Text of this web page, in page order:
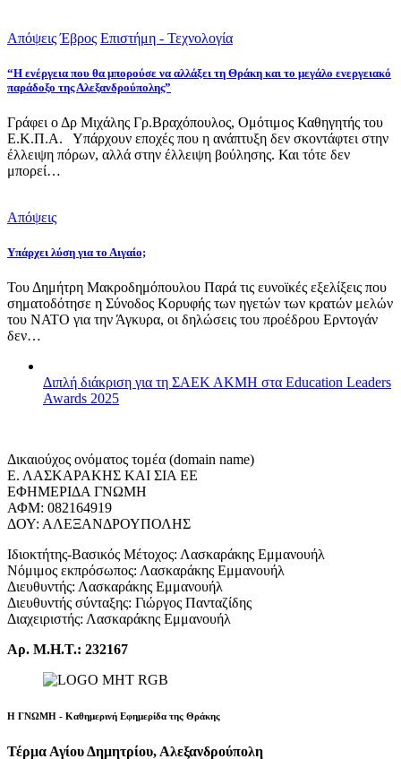
Απόψεις Έβρος Επιστήμη - Τεχνολογία
“Η ενέργεια που θα μπορούσε να αλλάξει τη Θράκη και το μεγάλο ενεργειακό
παράδοξο της Αλεξανδρούπολης”
Γράφει ο Δρ Μιχάλης Γρ.Βραχόπουλος, Ομότιμος Καθηγητής του
Ε.Κ.Π.Α. Υπάρχουν εποχές που η ανάπτυξη δεν σκοντάφτει στην
έλλειψη πόρων, αλλά στην έλλειψη βούλησης. Και τότε δεν
μπορεί…
Απόψεις
Υπάρχει λύση για το Αιγαίο;
Του Δημήτρη Μακροδημόπουλου Παρά τις ευνοϊκές εξελίξεις που
σηματοδότησε η Σύνοδος Κορυφής των ηγετών των κρατών μελών
του ΝΑΤΟ για την Άγκυρα, οι δηλώσεις του προέδρου Ερντογάν
δεν…
Διπλή διάκριση για τη ΣΑΕΚ ΑΚΜΗ στα Education Leaders
Awards 2025
Δικαιούχος ονόματος τομέα (domain name)
Ε. ΛΑΣΚΑΡΑΚΗΣ ΚΑΙ ΣΙΑ ΕΕ
ΕΦΗΜΕΡΙΔΑ ΓΝΩΜΗ
ΑΦΜ: 082164919
ΔΟΥ: ΑΛΕΞΑΝΔΡΟΥΠΟΛΗΣ
Ιδιοκτήτης-Βασικός Μέτοχος: Λασκαράκης Εμμανουήλ
Νόμιμος εκπρόσωπος: Λασκαράκης Εμμανουήλ
Διευθυντής: Λασκαράκης Εμμανουήλ
Διευθυντής σύνταξης: Γιώργος Πανταζίδης
Διαχειριστής: Λασκαράκης Εμμανουήλ
Αρ. Μ.Η.Τ.: 232167
Η ΓΝΩΜΗ - Καθημερινή Εφημερίδα της Θράκης
Τέρμα Αγίου Δημητρίου, Αλεξανδρούπολη